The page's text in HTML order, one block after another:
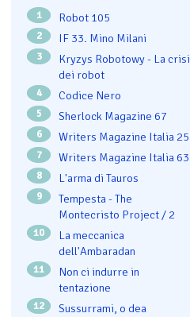
1 Robot 105
2 IF 33. Mino Milani
3
Kryzys Robotowy - La crisi
dei robot
4 Codice Nero
5 Sherlock Magazine 67
6 Writers Magazine Italia 25
7 Writers Magazine Italia 63
8 L'arma di Tauros
9
Tempesta - The
Montecristo Project / 2
10
La meccanica
dell'Ambaradan
11
Non ci indurre in
tentazione
12 Sussurrami, o dea